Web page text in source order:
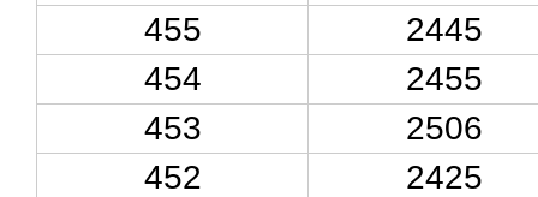
455
2445
454
2455
453
2506
452
2425